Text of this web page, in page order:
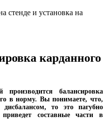
стенде и установка на
карданного
балансировка
в норму. Вы понимаете, что,
то это пагубно
составные части в